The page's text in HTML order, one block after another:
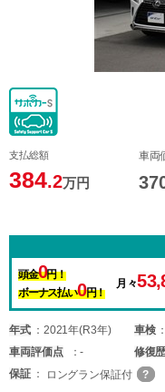
支払総額
384.2万円
車両
頭金0円！
ボーナス払い0円！
月々
年式 2021年(R3年) 車検
車両評価点 - 修復歴
保証
ロングラン保証付